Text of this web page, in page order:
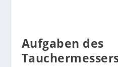
Aufgaben des